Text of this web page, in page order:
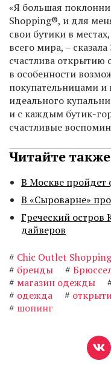
«Я большая
Shopping®, и для
свои бутики в
всего мира, –
счастлива открытию
в особенности
покупательницами
идеального
и с каждым бутик-
счастливые
Читайте также
В Москве пройдет
В «Сыроварне»
Греческий остров
дайверов
# Chic Outlet Shopping
# бренды #
# магазин одежды
# одежда #
# шопинг